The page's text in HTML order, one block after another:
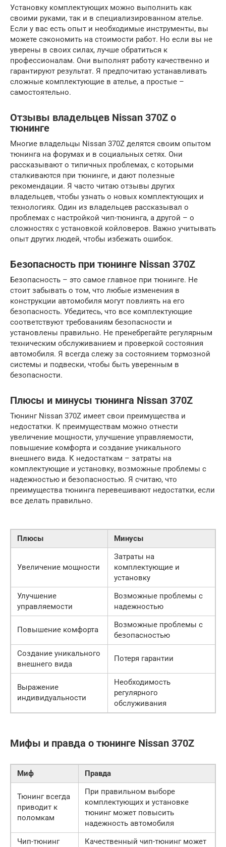
Установку комплектующих можно выполнить как
своими руками, так и в специализированном ателье.
Если у вас есть опыт и необходимые инструменты, вы
можете сэкономить на стоимости работ. Но если вы не
уверены в своих силах, лучше обратиться к
профессионалам. Они выполнят работу качественно и
гарантируют результат. Я предпочитаю устанавливать
сложные комплектующие в ателье, а простые –
самостоятельно.
Отзывы владельцев Nissan 370Z о
тюнинге
Многие владельцы Nissan 370Z делятся своим опытом
тюнинга на форумах и в социальных сетях. Они
рассказывают о типичных проблемах, с которыми
сталкиваются при тюнинге, и дают полезные
рекомендации. Я часто читаю отзывы других
владельцев, чтобы узнать о новых комплектующих и
технологиях. Один из владельцев рассказывал о
проблемах с настройкой чип-тюнинга, а другой – о
сложностях с установкой койловеров. Важно учитывать
опыт других людей, чтобы избежать ошибок.
Безопасность при тюнинге Nissan 370Z
Безопасность – это самое главное при тюнинге. Не
стоит забывать о том, что любые изменения в
конструкции автомобиля могут повлиять на его
безопасность. Убедитесь, что все комплектующие
соответствуют требованиям безопасности и
установлены правильно. Не пренебрегайте регулярным
техническим обслуживанием и проверкой состояния
автомобиля. Я всегда слежу за состоянием тормозной
системы и подвески, чтобы быть уверенным в
безопасности.
Плюсы и минусы тюнинга Nissan 370Z
Тюнинг Nissan 370Z имеет свои преимущества и
недостатки. К преимуществам можно отнести
увеличение мощности, улучшение управляемости,
повышение комфорта и создание уникального
внешнего вида. К недостаткам – затраты на
комплектующие и установку, возможные проблемы с
надежностью и безопасностью. Я считаю, что
преимущества тюнинга перевешивают недостатки, если
все делать правильно.
Плюсы Минусы
Увеличение мощности
Затраты на
комплектующие и
установку
Улучшение
управляемости
Возможные проблемы с
надежностью
Повышение комфорта
Возможные проблемы с
безопасностью
Создание уникального
внешнего вида
Потеря гарантии
Выражение
индивидуальности
Необходимость
регулярного
обслуживания
Мифы и правда о тюнинге Nissan 370Z
Миф Правда
Тюнинг всегда
приводит к
поломкам
При правильном выборе
комплектующих и установке
тюнинг может повысить
надежность автомобиля
Чип-тюнинг
Качественный чип-тюнинг может